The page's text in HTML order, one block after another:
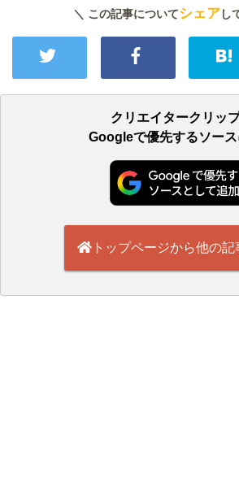
＼ この記事についてシェアし
クリエイタークリッ
Googleで優先するソー
トップページから他の記